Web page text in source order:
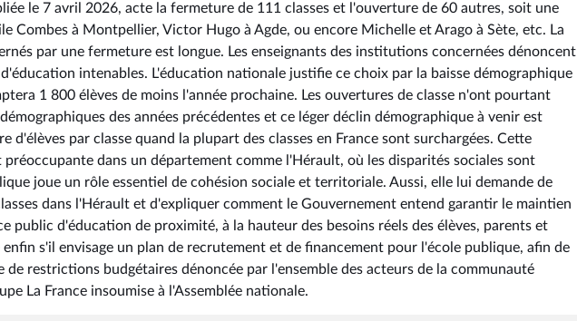
le 7 avril 2026, acte la fermeture de 111 classes et l'ouverture de 60 autres, soit une
Combes à Montpellier, Victor Hugo à Agde, ou encore Michelle et Arago à Sète, etc. La
par une fermeture est longue. Les enseignants des institutions concernées dénoncent
intenables. L'éducation nationale justifie ce choix par la baisse démographique
1 800 élèves de moins l'année prochaine. Les ouvertures de classe n'ont pourtant
des années précédentes et ce léger déclin démographique à venir est
d'élèves par classe quand la plupart des classes en France sont surchargées. Cette
dans un département comme l'Hérault, où les disparités sociales sont
joue un rôle essentiel de cohésion sociale et territoriale. Aussi, elle lui demande de
dans l'Hérault et d'expliquer comment le Gouvernement entend garantir le maintien
public d'éducation de proximité, à la hauteur des besoins réels des élèves, parents et
enfin s'il envisage un plan de recrutement et de financement pour l'école publique, afin de
de restrictions budgétaires dénoncée par l'ensemble des acteurs de la communauté
La France insoumise à l'Assemblée nationale.